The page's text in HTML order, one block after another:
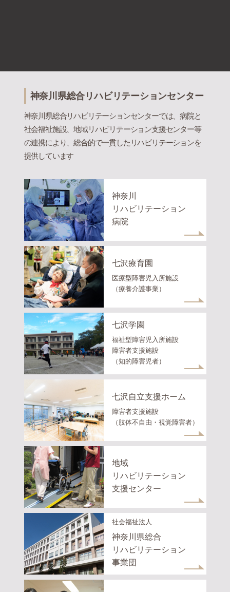
神奈川県総合リハビリテーションセンター
神奈川県総合リハビリテーションセンターでは、病院と
社会福祉施設、地域リハビリテーション支援センター等
の連携により、総合的で一貫したリハビリテーションを
提供しています
神奈川
リハビリテーション
病院
七沢療育園
医療型障害児入所施設
（療養介護事業）
七沢学園
福祉型障害児入所施設
障害者支援施設
（知的障害児者）
七沢自立支援ホーム
障害者支援施設
（肢体不自由・視覚障害者）
地域
リハビリテーション
支援センター
社会福祉法人
神奈川県総合
リハビリテーション
事業団